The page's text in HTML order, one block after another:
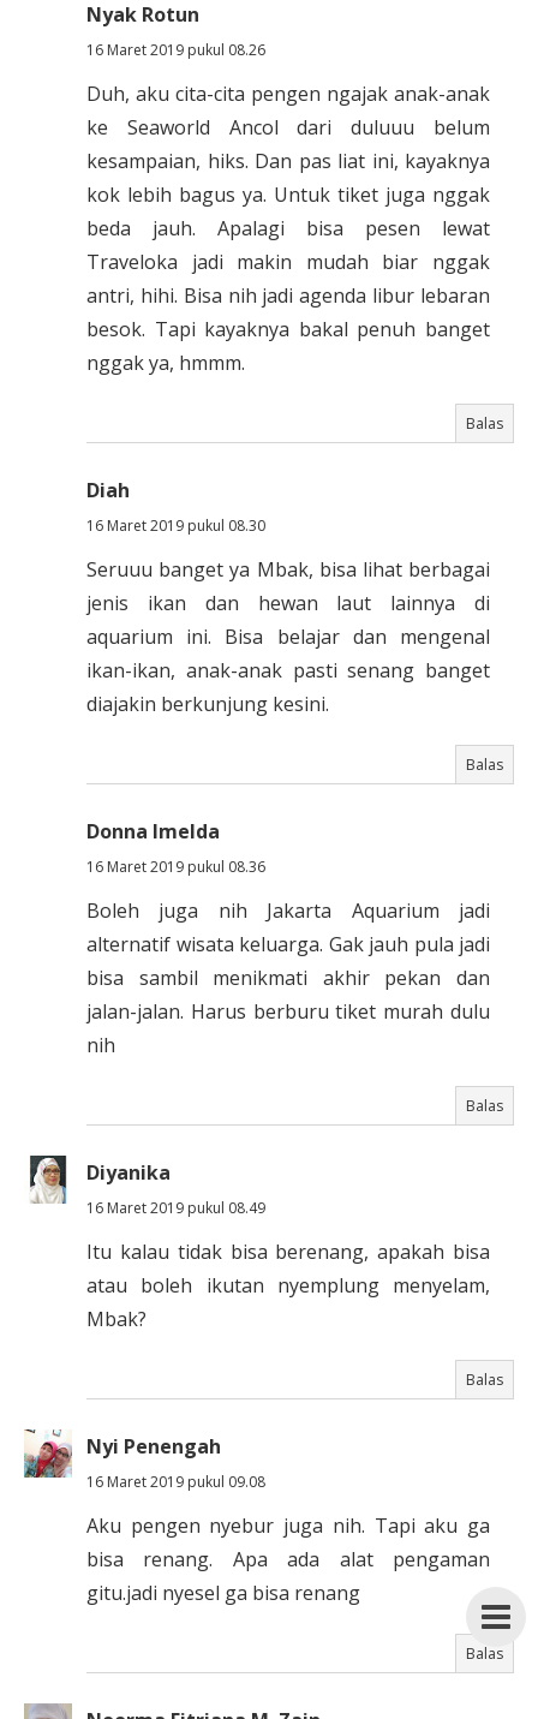
Nyak Rotun
16 Maret 2019 pukul 08.26
Duh, aku cita-cita pengen ngajak anak-anak
ke Seaworld Ancol dari duluuu belum
kesampaian, hiks. Dan pas liat ini, kayaknya
kok lebih bagus ya. Untuk tiket juga nggak
beda jauh. Apalagi bisa pesen lewat
Traveloka jadi makin mudah biar nggak
antri, hihi. Bisa nih jadi agenda libur lebaran
besok. Tapi kayaknya bakal penuh banget
nggak ya, hmmm.
Balas
Diah
16 Maret 2019 pukul 08.30
Seruuu banget ya Mbak, bisa lihat berbagai
jenis ikan dan hewan laut lainnya di
aquarium ini. Bisa belajar dan mengenal
ikan-ikan, anak-anak pasti senang banget
diajakin berkunjung kesini.
Balas
Donna Imelda
16 Maret 2019 pukul 08.36
Boleh juga nih Jakarta Aquarium jadi
alternatif wisata keluarga. Gak jauh pula jadi
bisa sambil menikmati akhir pekan dan
jalan-jalan. Harus berburu tiket murah dulu
nih
Balas
Diyanika
16 Maret 2019 pukul 08.49
Itu kalau tidak bisa berenang, apakah bisa
atau boleh ikutan nyemplung menyelam,
Mbak?
Balas
Nyi Penengah
16 Maret 2019 pukul 09.08
Aku pengen nyebur juga nih. Tapi aku ga
bisa renang. Apa ada alat pengaman
gitu.jadi nyesel ga bisa renang
Balas